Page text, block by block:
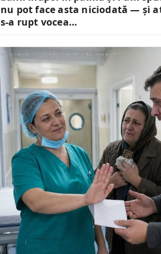
nu pot face asta niciodată — și
s-a rupt vocea…